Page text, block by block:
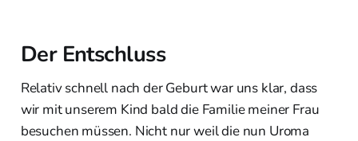
Der Entschluss
Relativ schnell nach der Geburt war uns klar, dass
wir mit unserem Kind bald die Familie meiner Frau
besuchen müssen. Nicht nur weil die nun Uroma